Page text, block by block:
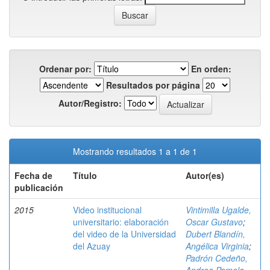
Ordenar por:
En orden:
Resultados por página
Autor/Registro:
Mostrando resultados 1 a 1 de 1
Fecha de
publicación
Título Autor(es)
2015
Video institucional
universitario: elaboración
del video de la Universidad
del Azuay
Vintimilla Ugalde,
Oscar Gustavo;
Dubert Blandín,
Angélica Virginia;
Padrón Cedeño,